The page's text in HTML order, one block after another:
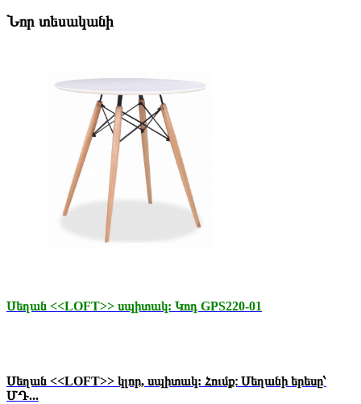
Նոր տեսականի
Սեղան <<LOFT>> սպիտակ: Կոդ GPS220-01
Սեղան <<LOFT>> կլոր, սպիտակ: Հումք։ Սեղանի երեսը՝
ՄԴ...